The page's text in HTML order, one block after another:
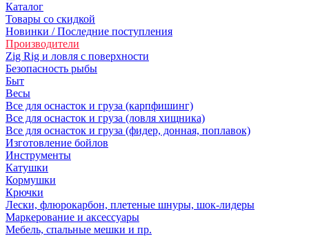
Каталог
Товары со скидкой
Новинки / Последние поступления
Производители
Zig Rig и ловля с поверхности
Безoпасность рыбы
Быт
Весы
Все для оснасток и груза (карпфишинг)
Все для оснасток и груза (ловля хищника)
Все для оснасток и груза (фидер, донная, поплавок)
Изготовление бойлов
Инструменты
Катушки
Кормушки
Крючки
Лески, флюрокарбон, плетеные шнуры, шок-лидеры
Маркерование и аксессуары
Мебель, спальные мешки и пр.